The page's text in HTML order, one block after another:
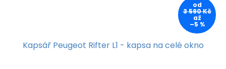
od
3 590 Kč
až
–5 %
Kapsář Peugeot Rifter L1 - kapsa na celé okno